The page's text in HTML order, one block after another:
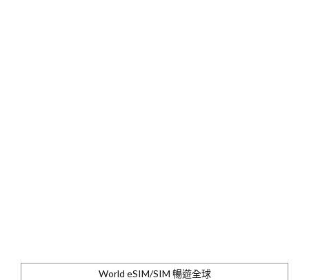
World eSIM/SIM 暢遊全球